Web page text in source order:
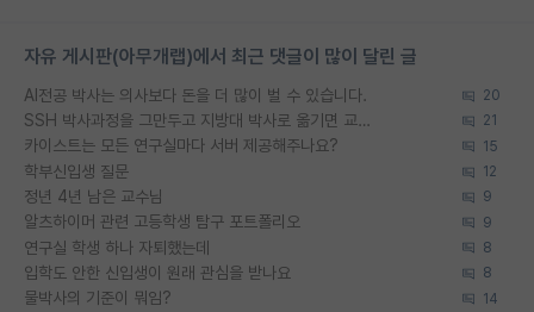
자유 게시판(아무개랩)에서 최근 댓글이 많이 달린 글
AI전공 박사는 의사보다 돈을 더 많이 벌 수 있습니다. 20
SSH 박사과정을 그만두고 지방대 박사로 옮기면 교수의 꿈은 끝일까요? 21
카이스트는 모든 연구실마다 서버 제공해주나요? 15
학부신입생 질문 12
정년 4년 남은 교수님 9
알츠하이머 관련 고등학생 탐구 포트폴리오 9
연구실 학생 하나 자퇴했는데 8
입학도 안한 신입생이 원래 관심을 받나요 8
물박사의 기준이 뭐임? 14